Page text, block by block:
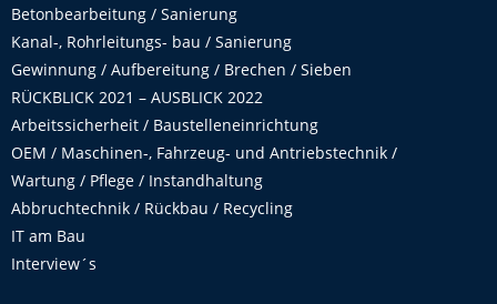
Betonbearbeitung / Sanierung
Kanal-, Rohrleitungs- bau / Sanierung
Gewinnung / Aufbereitung / Brechen / Sieben
RÜCKBLICK 2021 – AUSBLICK 2022
Arbeitssicherheit / Baustelleneinrichtung
OEM / Maschinen-, Fahrzeug- und Antriebstechnik /
Wartung / Pflege / Instandhaltung
Abbruchtechnik / Rückbau / Recycling
IT am Bau
Interview´s